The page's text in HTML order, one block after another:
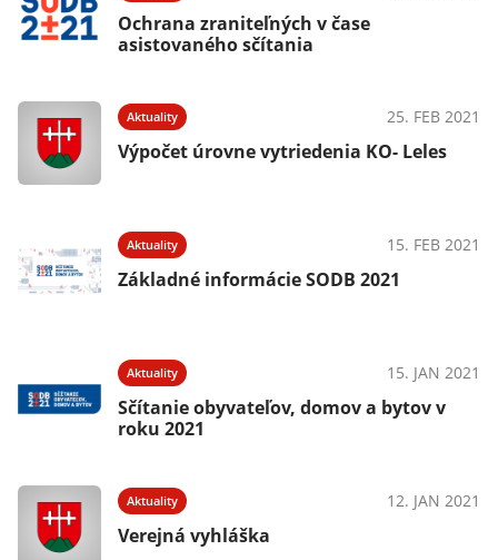
Ochrana zraniteľných v čase
asistovaného sčítania
Aktuality 25. FEB 2021
Výpočet úrovne vytriedenia KO- Leles
Aktuality 15. FEB 2021
Základné informácie SODB 2021
Aktuality 15. JAN 2021
Sčítanie obyvateľov, domov a bytov v
roku 2021
Aktuality 12. JAN 2021
Verejná vyhláška